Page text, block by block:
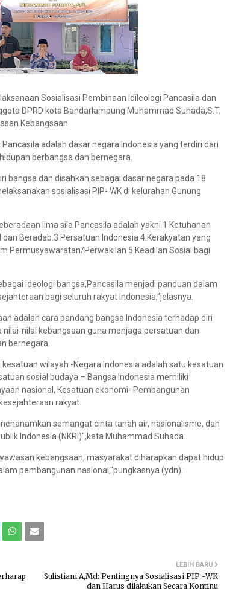
Sosialisasi Pembinaan Idileologi Pancasila dan
DPRD kota Bandarlampung Muhammad Suhada,S.T,
Kebangsaan.
adalah dasar negara Indonesia yang terdiri dari
berbangsa dan bernegara.
bangsa dan disahkan sebagai dasar negara pada 18
sosialisasi PIP- WK di kelurahan Gunung
lima sila Pancasila adalah yakni 1 Ketuhanan
Beradab.3 Persatuan Indonesia 4.Kerakyatan yang
Permusyawaratan/Perwakilan 5.Keadilan Sosial bagi
ideologi bangsa,Pancasila menjadi panduan dalam
bagi seluruh rakyat Indonesia,"jelasnya.
adalah cara pandang bangsa Indonesia terhadap diri
nilai kebangsaan guna menjaga persatuan dan
bernegara.
wilayah -Negara Indonesia adalah satu kesatuan
sosial budaya – Bangsa Indonesia memiliki
nasional, Kesatuan ekonomi- Pembangunan
rakyat.
semangat cinta tanah air, nasionalisme, dan
Indonesia (NKRI)",kata Muhammad Suhada.
kebangsaan, masyarakat diharapkan dapat hidup
pembangunan nasional,"pungkasnya (ydn).
LEBIH BARU
Sulistiani,A,Md: Pentingnya Sosialisasi PIP -WK
dan Harus dilakukan Secara Kontinu